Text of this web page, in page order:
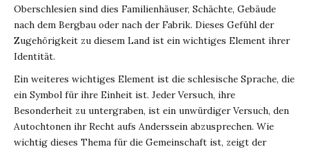
Oberschlesien sind dies Familienhäuser, Schächte, Gebäude
nach dem Bergbau oder nach der Fabrik. Dieses Gefühl der
Zugehörigkeit zu diesem Land ist ein wichtiges Element ihrer
Identität.
Ein weiteres wichtiges Element ist die schlesische Sprache, die
ein Symbol für ihre Einheit ist. Jeder Versuch, ihre
Besonderheit zu untergraben, ist ein unwürdiger Versuch, den
Autochtonen ihr Recht aufs Anderssein abzusprechen. Wie
wichtig dieses Thema für die Gemeinschaft ist, zeigt der